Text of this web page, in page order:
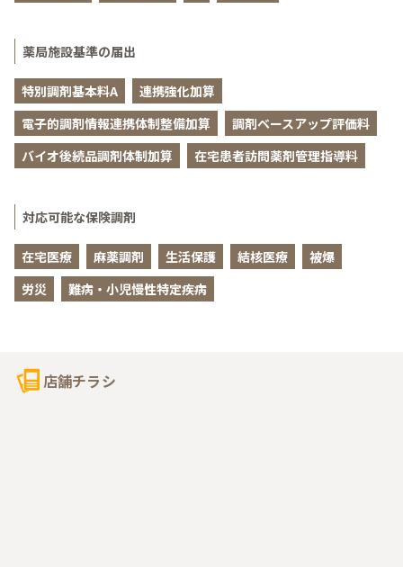
薬局施設基準の届出
特別調剤基本料A
連携強化加算
電子的調剤情報連携体制整備加算
調剤ベースアップ評価料
バイオ後続品調剤体制加算
在宅患者訪問薬剤管理指導料
対応可能な保険調剤
在宅医療 麻薬調剤 生活保護 結核医療
被爆
労災
難病・小児慢性特定疾病
店舗チラシ